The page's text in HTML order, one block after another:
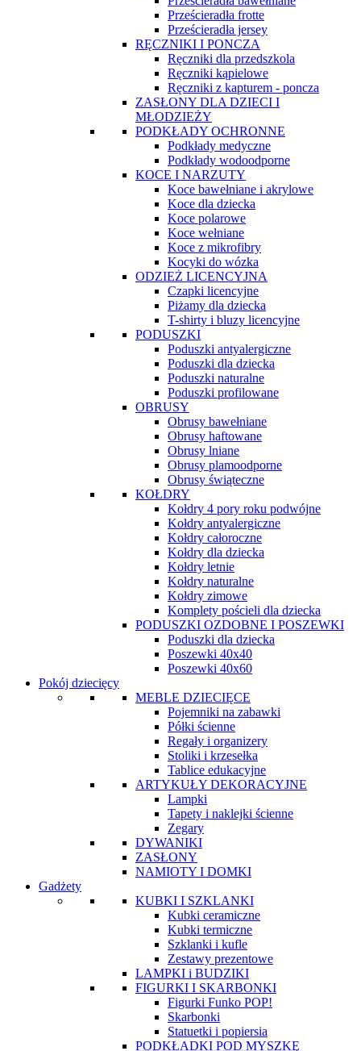
Prześcieradła frotte
Prześcieradła jersey
RĘCZNIKI I PONCZA
Ręczniki dla przedszkola
Ręczniki kąpielowe
Ręczniki z kapturem - poncza
ZASŁONY DLA DZIECI I
MŁODZIEŻY
PODKŁADY OCHRONNE
Podkłady medyczne
Podkłady wodoodporne
KOCE I NARZUTY
Koce bawełniane i akrylowe
Koce dla dziecka
Koce polarowe
Koce wełniane
Koce z mikrofibry
Kocyki do wózka
ODZIEŻ LICENCYJNA
Czapki licencyjne
Piżamy dla dziecka
T-shirty i bluzy licencyjne
PODUSZKI
Poduszki antyalergiczne
Poduszki dla dziecka
Poduszki naturalne
Poduszki profilowane
OBRUSY
Obrusy bawełniane
Obrusy haftowane
Obrusy lniane
Obrusy plamoodporne
Obrusy świąteczne
KOŁDRY
Kołdry 4 pory roku podwójne
Kołdry antyalergiczne
Kołdry całoroczne
Kołdry dla dziecka
Kołdry letnie
Kołdry naturalne
Kołdry zimowe
Komplety pościeli dla dziecka
PODUSZKI OZDOBNE I POSZEWKI
Poduszki dla dziecka
Poszewki 40x40
Poszewki 40x60
Pokój dziecięcy
MEBLE DZIECIĘCE
Pojemniki na zabawki
Półki ścienne
Regały i organizery
Stoliki i krzesełka
Tablice edukacyjne
ARTYKUŁY DEKORACYJNE
Lampki
Tapety i naklejki ścienne
Zegary
DYWANIKI
ZASŁONY
NAMIOTY I DOMKI
Gadżety
KUBKI I SZKLANKI
Kubki ceramiczne
Kubki termiczne
Szklanki i kufle
Zestawy prezentowe
LAMPKI i BUDZIKI
FIGURKI I SKARBONKI
Figurki Funko POP!
Skarbonki
Statuetki i popiersia
PODKŁADKI POD MYSZKĘ